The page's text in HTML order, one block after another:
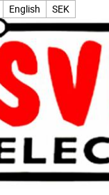
English SEK